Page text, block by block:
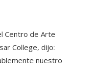
Centro de Arte
College, dijo:
nuestro